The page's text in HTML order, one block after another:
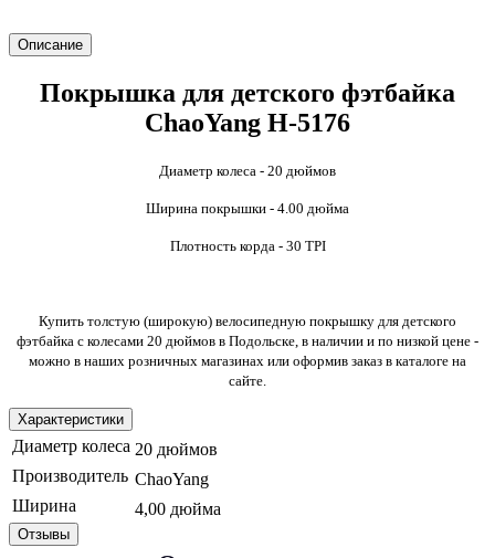
Описание
Покрышка для детского фэтбайка
ChaoYang Н-5176
Диаметр колеса - 20 дюймов
Ширина покрышки - 4.00 дюйма
Плотность корда - 30 TPI
Купить толстую (широкую) велосипедную покрышку для детского
фэтбайка с колесами 20 дюймов в Подольске, в наличии и по низкой цене -
можно в наших розничных магазинах или оформив заказ в каталоге на
сайте.
Характеристики
Диаметр колеса 20 дюймов
Производитель ChaoYang
Ширина
4,00 дюйма
Отзывы